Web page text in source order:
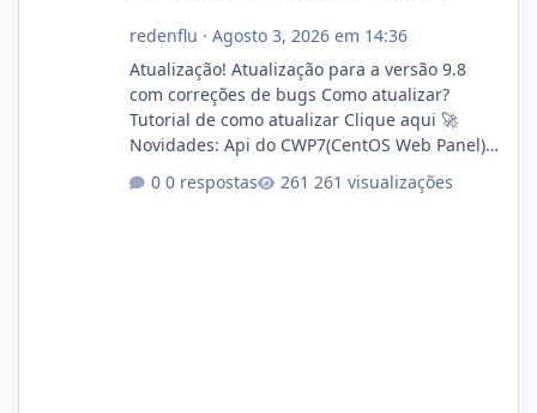
redenflu · Agosto 3, 2026 em 14:36
Atualização! Atualização para a versão 9.8
com correções de bugs Como atualizar?
Tutorial de como atualizar Clique aqui 🚀
Novidades: Api do CWP7(CentOS Web Panel)
autorizado a usasr o isistem:
0 respostas 261 visualizações